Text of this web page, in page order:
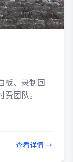
板、录制回
团队。
查看详情 →